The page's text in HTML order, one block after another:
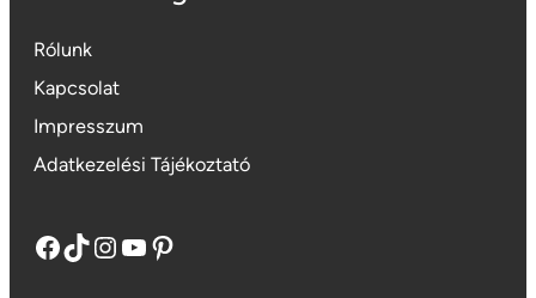
Rólunk
Kapcsolat
Impresszum
Adatkezelési Tájékoztató
Facebook TikTok InstagramYouTube Pinterest